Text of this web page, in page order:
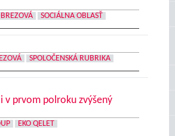
SOCIÁLNA OBLASŤ
SPOLOČENSKÁ RUBRIKA
v prvom polroku zvýšený
EKO QELET